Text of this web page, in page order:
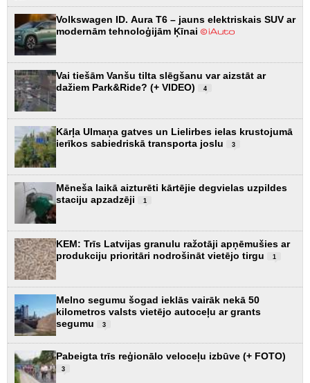
Volkswagen ID. Aura T6 – jauns elektriskais SUV ar
modernām tehnoloģijām Ķīnai
Vai tiešām Vanšu tilta slēgšanu var aizstāt ar
dažiem Park&Ride? (+ VIDEO)
4
Kārļa Ulmaņa gatves un Lielirbes ielas krustojumā
ierīkos sabiedriskā transporta joslu
3
Mēneša laikā aizturēti kārtējie degvielas uzpildes
staciju apzadzēji
1
KEM: Trīs Latvijas granulu ražotāji apņēmušies ar
produkciju prioritāri nodrošināt vietējo tirgu
1
Melno segumu šogad ieklās vairāk nekā 50
kilometros valsts vietējo autoceļu ar grants
segumu
3
Pabeigta trīs reģionālo veloceļu izbūve (+ FOTO)
3